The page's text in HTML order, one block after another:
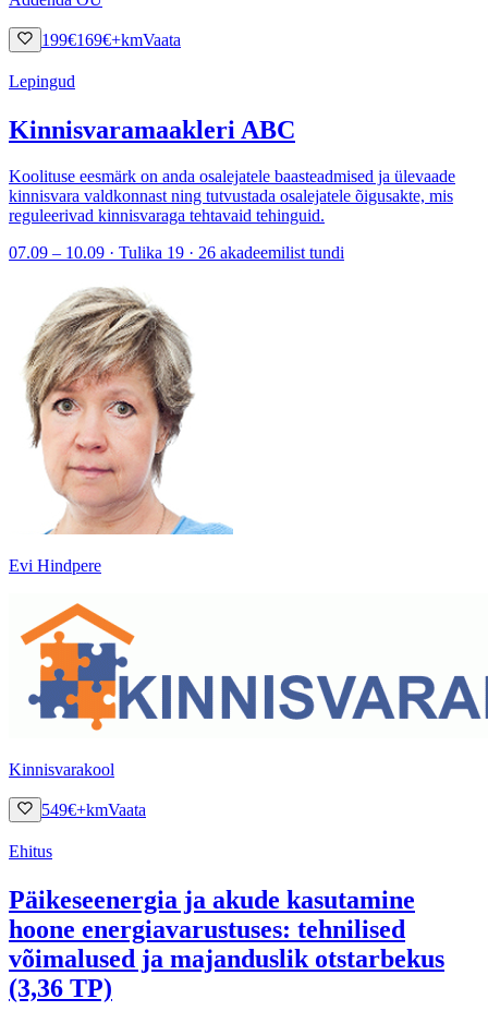
199€169€+kmVaata
Lepingud
Kinnisvaramaakleri ABC
Koolituse eesmärk on anda osalejatele baasteadmised ja ülevaade
kinnisvara valdkonnast ning tutvustada osalejatele õigusakte, mis
reguleerivad kinnisvaraga tehtavaid tehinguid.
07.09 – 10.09 · Tulika 19 · 26 akadeemilist tundi
Evi Hindpere
Kinnisvarakool
549€+kmVaata
Ehitus
Päikeseenergia ja akude kasutamine
hoone energiavarustuses: tehnilised
võimalused ja majanduslik otstarbekus
(3,36 TP)